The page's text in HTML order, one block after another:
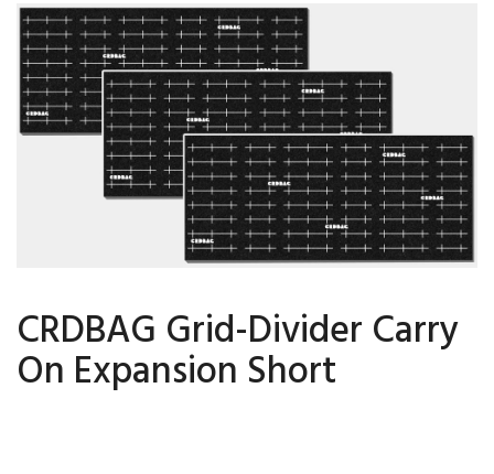
CRDBAG Grid-Divider Carry
On Expansion Short